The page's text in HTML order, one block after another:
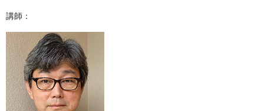
講師：